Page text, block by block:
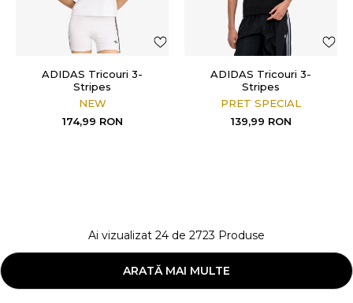
ADIDAS Tricouri 3-
Stripes
NEW
174,99 RON
ADIDAS Tricouri 3-
Stripes
PRET SPECIAL
139,99 RON
Ai vizualizat 24 de 2723 Produse
ARATĂ MAI MULTE